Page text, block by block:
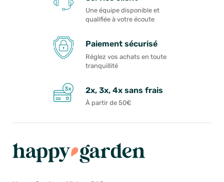
Une équipe disponible et
qualifiée à votre écoute
Paiement sécurisé
Réglez vos achats en toute
tranquillité
2x, 3x, 4x sans frais
À partir de 50€